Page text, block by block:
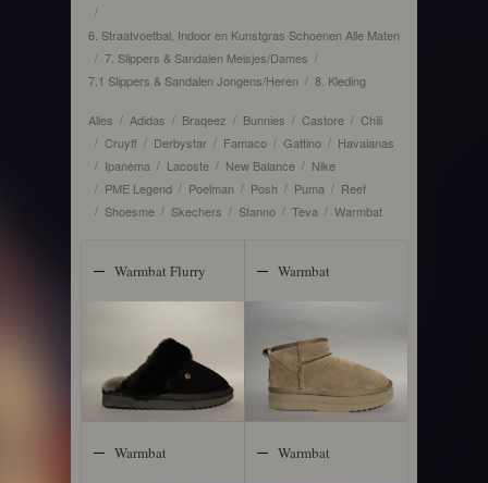
/
6. Straatvoetbal, Indoor en Kunstgras Schoenen Alle Maten
/ 7. Slippers & Sandalen Meisjes/Dames /
7.1 Slippers & Sandalen Jongens/Heren / 8. Kleding
Alles / Adidas / Braqeez / Bunnies / Castore / Chili
/ Cruyff / Derbystar / Famaco / Gattino / Havaianas
/ Ipanema / Lacoste / New Balance / Nike
/ PME Legend / Poelman / Posh / Puma / Reef
/ Shoesme / Skechers / Stanno / Teva / Warmbat
Warmbat Flurry
Warmbat
Warmbat
Warmbat